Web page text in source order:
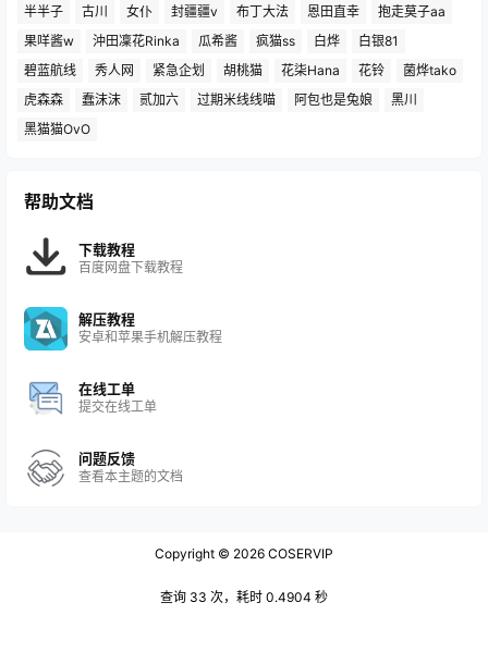
半半子
古川 女仆 封疆疆v 布丁大法 恩田直幸
抱走莫子aa
果咩酱w
沖田凜花Rinka 瓜希酱 疯猫ss 白烨
白银81
碧蓝航线
秀人网 紧急企划 胡桃猫 花柒Hana 花铃
菌烨tako
虎森森
蠢沫沫 贰加六 过期米线线喵 阿包也是兔娘
黑川
黑猫猫OvO
帮助文档
下载教程
百度网盘下载教程
解压教程
安卓和苹果手机解压教程
在线工单
提交在线工单
问题反馈
查看本主题的文档
Copyright © 2026 COSERVIP
查询 33 次，耗时 0.4904 秒